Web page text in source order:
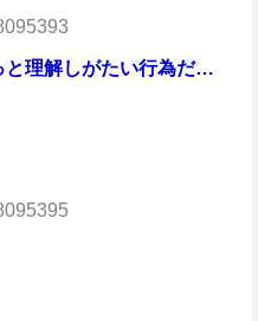
と理解しがたい行為だ…